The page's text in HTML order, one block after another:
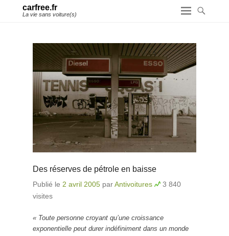
carfree.fr
La vie sans voiture(s)
Des réserves de pétrole en baisse
Publié le 2 avril 2005 parAntivoitures
3 840
visites
« Toute personne croyant qu’une croissance
exponentielle peut durer indéfiniment dans un monde